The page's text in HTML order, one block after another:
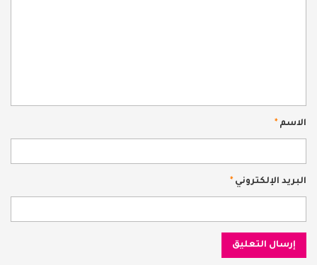
الاسم*
البريد الإلكتروني*